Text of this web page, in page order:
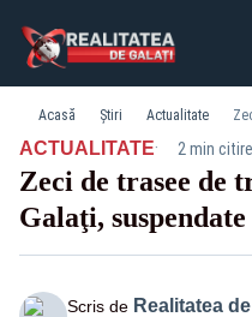
Acasă Știri Actualitate
ACTUALITATE· 2 min citire
Zeci de trasee de
Galaţi,
Scris de Realitatea